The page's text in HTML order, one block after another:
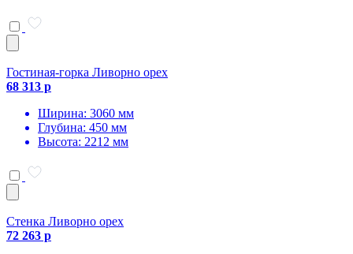
Гостиная-горка Ливорно орех
68 313 р
Ширина: 3060 мм
Глубина: 450 мм
Высота: 2212 мм
Стенка Ливорно орех
72 263 р